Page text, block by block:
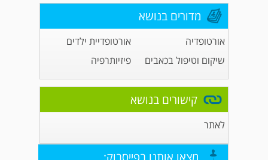
מדורים בנושא
אורטופדיה
אורטופדיית ילדים
שיקום וטיפול בכאבים
פיזיותרפיה
קישורים בנושא
לאתר